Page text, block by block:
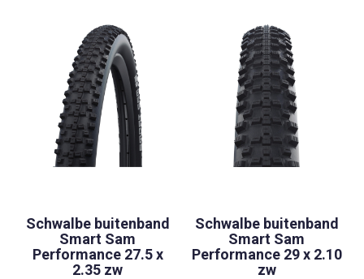
Schwalbe buitenband
Smart Sam
Performance 27.5 x
2.35 zw
Schwalbe buitenband
Smart Sam
Performance 29 x 2.10
zw